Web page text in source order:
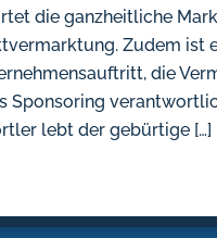
die ganzheitliche
Zudem ist
die
Sponsoring
lebt der gebürtige […]